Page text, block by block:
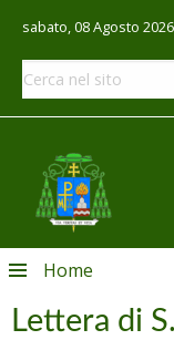
sabato, 08 Agosto 2026
Skip
content
Home
Lettera di